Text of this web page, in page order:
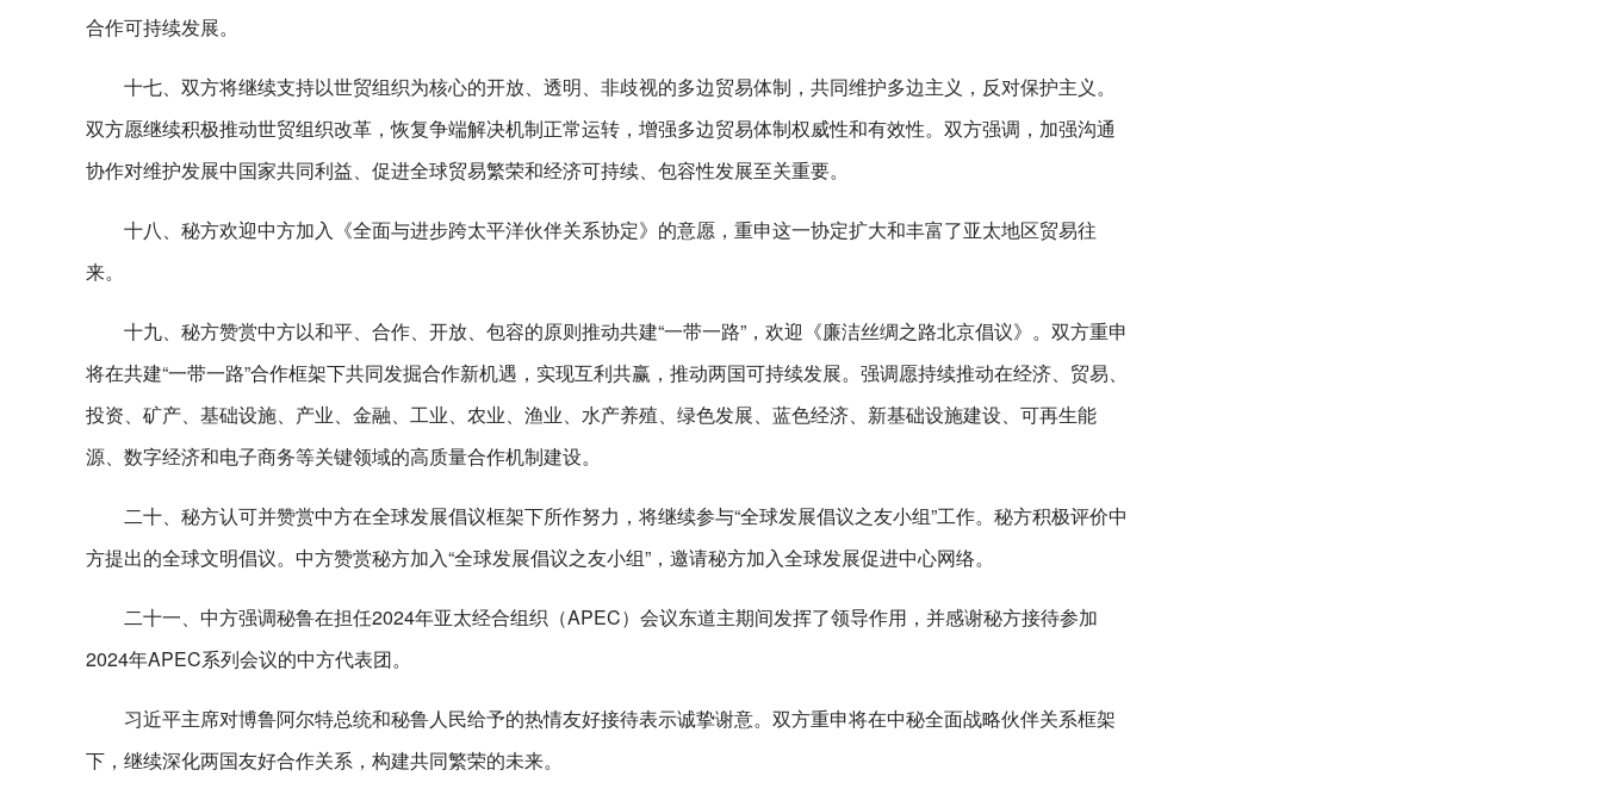
合作可持续发展。
十七、双方将继续支持以世贸组织为核心的开放、透明、非歧视的多边贸易体制，共同维护多边主义，反对保护主义。
双方愿继续积极推动世贸组织改革，恢复争端解决机制正常运转，增强多边贸易体制权威性和有效性。双方强调，加强沟通
协作对维护发展中国家共同利益、促进全球贸易繁荣和经济可持续、包容性发展至关重要。
十八、秘方欢迎中方加入《全面与进步跨太平洋伙伴关系协定》的意愿，重申这一协定扩大和丰富了亚太地区贸易往
来。
十九、秘方赞赏中方以和平、合作、开放、包容的原则推动共建“一带一路”，欢迎《廉洁丝绸之路北京倡议》。双方重申
将在共建“一带一路”合作框架下共同发掘合作新机遇，实现互利共赢，推动两国可持续发展。强调愿持续推动在经济、贸易、
投资、矿产、基础设施、产业、金融、工业、农业、渔业、水产养殖、绿色发展、蓝色经济、新基础设施建设、可再生能
源、数字经济和电子商务等关键领域的高质量合作机制建设。
二十、秘方认可并赞赏中方在全球发展倡议框架下所作努力，将继续参与“全球发展倡议之友小组”工作。秘方积极评价中
方提出的全球文明倡议。中方赞赏秘方加入“全球发展倡议之友小组”，邀请秘方加入全球发展促进中心网络。
二十一、中方强调秘鲁在担任2024年亚太经合组织（APEC）会议东道主期间发挥了领导作用，并感谢秘方接待参加
2024年APEC系列会议的中方代表团。
习近平主席对博鲁阿尔特总统和秘鲁人民给予的热情友好接待表示诚挚谢意。双方重申将在中秘全面战略伙伴关系框架
下，继续深化两国友好合作关系，构建共同繁荣的未来。